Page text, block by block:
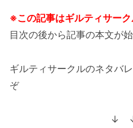
※この記事はギルティサー
目次の後から記事の本文が始
ギルティサークルのネタバ
ぞ
↓